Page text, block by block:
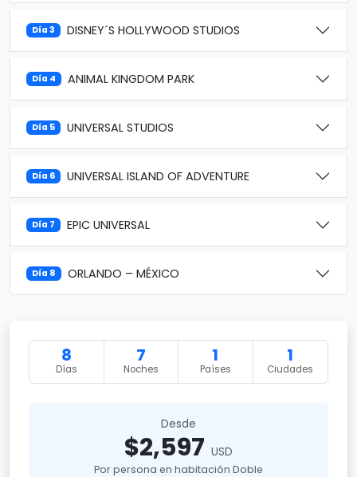
Día 3 DISNEY´S HOLLYWOOD STUDIOS
Día 4 ANIMAL KINGDOM PARK
Día 5 UNIVERSAL STUDIOS
Día 6 UNIVERSAL ISLAND OF ADVENTURE
Día 7 EPIC UNIVERSAL
Día 8 ORLANDO – MÉXICO
8
Días
7
Noches
1
Países
1
Ciudades
Desde
$2,597 USD
Por persona en habitación Doble